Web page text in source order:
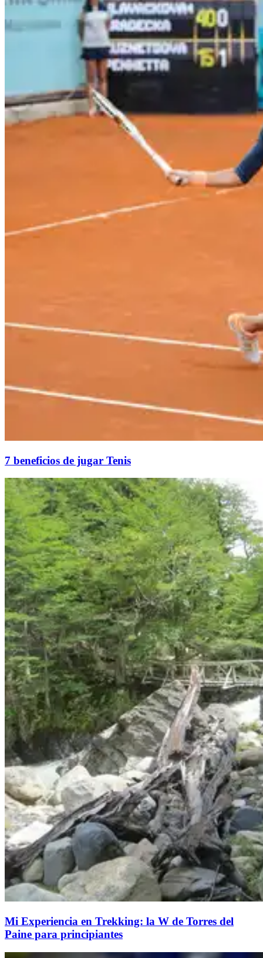
7 beneficios de jugar Tenis
Mi Experiencia en Trekking: la W de Torres del
Paine para principiantes